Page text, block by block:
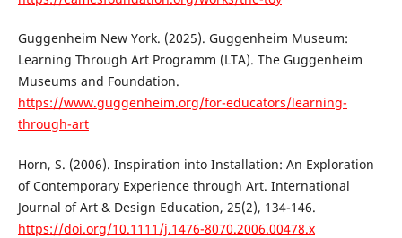
Guggenheim New York. (2025). Guggenheim Museum:
Learning Through Art Programm (LTA). The Guggenheim
Museums and Foundation.
https://www.guggenheim.org/for-educators/learning-
through-art
Horn, S. (2006). Inspiration into Installation: An Exploration
of Contemporary Experience through Art. International
Journal of Art & Design Education, 25(2), 134-146.
https://doi.org/10.1111/j.1476-8070.2006.00478.x